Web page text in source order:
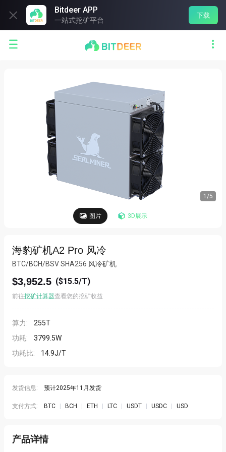

Bitdeer APP
一站式挖矿平台
下载
 
1 /5
图片 3D展示
海豹矿机A2 Pro 风冷
BTC/BCH/BSV SHA256 风冷矿机
$3,952.5 ($15.5/T)
前往挖矿计算器查看您的挖矿收益
算力:
255T
功耗:
3799.5W
功耗比:
14.9J/T
发货信息: 预计2025年11月发货
支付方式: BTC BCH ETH LTC USDT USDC USD
产品详情